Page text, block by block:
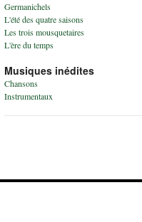
Germanichels
L'été des quatre saisons
Les trois mousquetaires
L'ère du temps
Musiques inédites
Chansons
Instrumentaux